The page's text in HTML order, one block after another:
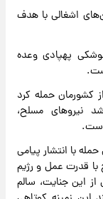
اشغالی با هدف
پهپادی وعده
کشورمان حمله کرد
نیروهای مسلح،
با انتشار پیامی
قدرت عمل و رژیم
این جنایت، سالم